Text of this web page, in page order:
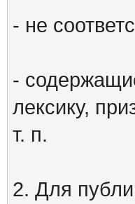
- не
-
лексику,
т. п.
2. Для